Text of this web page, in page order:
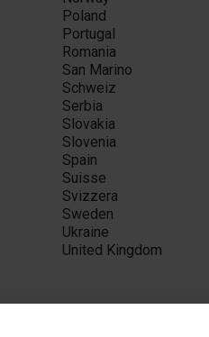
Poland
Portugal
Romania
San Marino
Schweiz
Serbia
Slovakia
Slovenia
Spain
Suisse
Svizzera
Sweden
Ukraine
United Kingdom